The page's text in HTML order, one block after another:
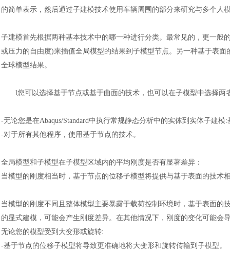
的简单表示，然后通过子建模技术使用车辆周围的部分来研究与多个人
子建模首先根据两种基本技术中的哪一种进行分类。最常见的，更一般
或压力的自由度)来插值全局模型的结果到子模型节点。另一种基于表
全球模型结果。
l您可以选择基于节点或基于曲面的技术，也可以在子模型中选择
-无论您是在Abaqus/Standard中执行常规静态分析中的实体到实体子建
-对于所有其他程序，使用基于节点的技术。
全局模型和子模型在子模型区域内的平均刚度是否有显著差异：
当模型的刚度相当时，基于节点的位移子模型将提供与基于表面的技术
当模型的刚度不同且整体模型主要暴露于载荷控制环境时，基于表面
的显式建模，可能会产生刚度差异。在其他情况下，刚度的变化可能会
无论您的模型受到大变形或旋转:
-基于节点的位移子模型将导致更准确地将大变形和旋转传输到子模型。